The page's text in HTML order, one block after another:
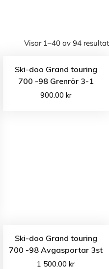
Visar 1–40 av 94 resultat
Ski-doo Grand touring
700 -98 Grenrör 3-1
900.00 kr
Ski-doo Grand touring
700 -98 Avgasportar 3st
1 500.00kr